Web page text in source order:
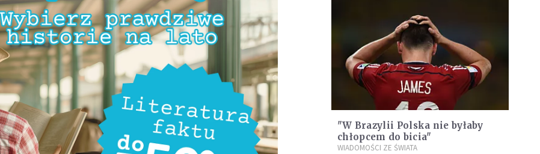
"W Brazylii Polska nie byłaby
chłopcem do bicia"
WIADOMOŚCI ZE ŚWIATA